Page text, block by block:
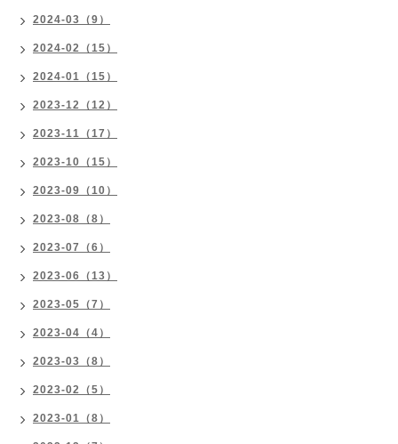
2024-03（9）
2024-02（15）
2024-01（15）
2023-12（12）
2023-11（17）
2023-10（15）
2023-09（10）
2023-08（8）
2023-07（6）
2023-06（13）
2023-05（7）
2023-04（4）
2023-03（8）
2023-02（5）
2023-01（8）